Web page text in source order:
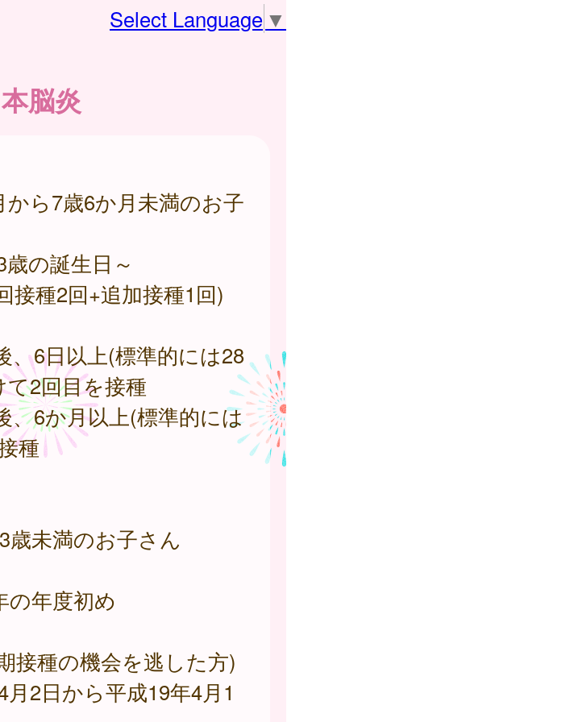
Select Language ▼
脳炎
から7歳6か月未満のお子
の誕生日～
接種2回+追加接種1回)
、6日以上(標準的には28
2回目を接種
、6か月以上(標準的には
種
歳未満のお子さん
の年度初め
接種の機会を逃した方)
月2日から平成19年4月1